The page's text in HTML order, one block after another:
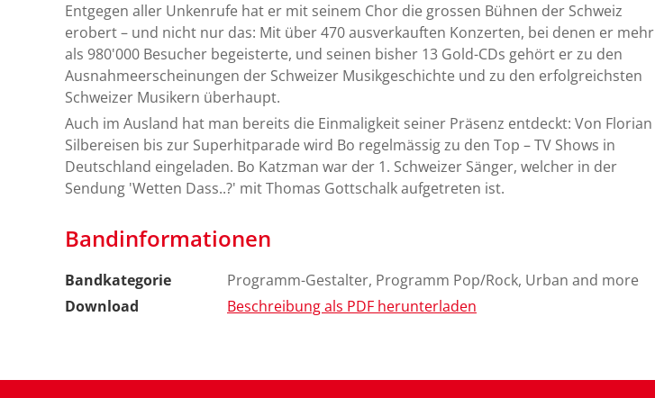
Entgegen aller Unkenrufe hat er mit seinem Chor die grossen Bühnen der Schweiz
erobert – und nicht nur das: Mit über 470 ausverkauften Konzerten, bei denen er mehr
als 980'000 Besucher begeisterte, und seinen bisher 13 Gold-CDs gehört er zu den
Ausnahmeerscheinungen der Schweizer Musikgeschichte und zu den erfolgreichsten
Schweizer Musikern überhaupt.
Auch im Ausland hat man bereits die Einmaligkeit seiner Präsenz entdeckt: Von Florian
Silbereisen bis zur Superhitparade wird Bo regelmässig zu den Top – TV Shows in
Deutschland eingeladen. Bo Katzman war der 1. Schweizer Sänger, welcher in der
Sendung 'Wetten Dass..?' mit Thomas Gottschalk aufgetreten ist.
Bandinformationen
Bandkategorie
Programm-Gestalter, Programm Pop/Rock, Urban and more
Download
Beschreibung als PDF herunterladen